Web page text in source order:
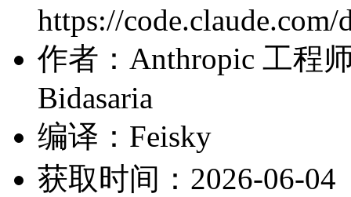
https://
作者：Anthropic 工程
Bidasaria
编译：Feisky
获取时间：2026-06-04